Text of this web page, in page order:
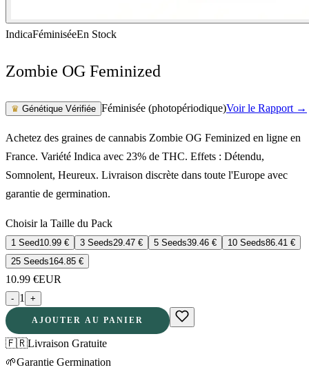
IndicaFéminiséeEn Stock
Zombie OG Feminized
♛ Génétique Vérifiée Féminisée (photopériodique)Voir le Rapport →
Achetez des graines de cannabis Zombie OG Feminized en ligne en
France. Variété Indica avec 23% de THC. Effets : Détendu,
Somnolent, Heureux. Livraison discrète dans toute l'Europe avec
garantie de germination.
Choisir la Taille du Pack
1 Seed10.99 € 3 Seeds29.47 € 5 Seeds39.46 € 10 Seeds86.41 €
25 Seeds164.85 €
10.99 €EUR
- 1 +
AJOUTER AU PANIER
🇫🇷Livraison Gratuite
🌱Garantie Germination